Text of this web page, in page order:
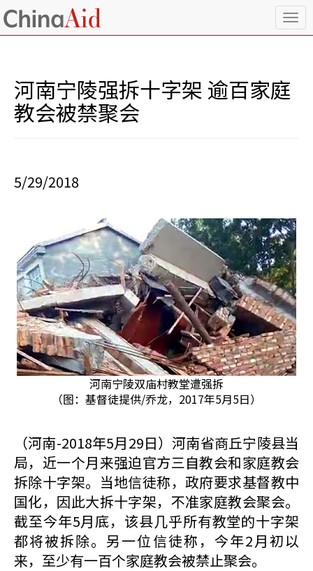
T
o
n
o
n
河南宁陵强拆十字架 逾百家庭
教会被禁聚会
5/29/2018
河南宁陵双庙村教堂遭强拆
（图：基督徒提供/乔龙，2017年5月5日）
（河南-2018年5月29日）河南省商丘宁陵县当
局，近一个月来强迫官方三自教会和家庭教会
拆除十字架。当地信徒称，政府要求基督教中
国化，因此大拆十字架，不准家庭教会聚会。
截至今年5月底，该县几乎所有教堂的十字架
都将被拆除。另一位信徒称，今年2月初以
来，至少有一百个家庭教会被禁止聚会。